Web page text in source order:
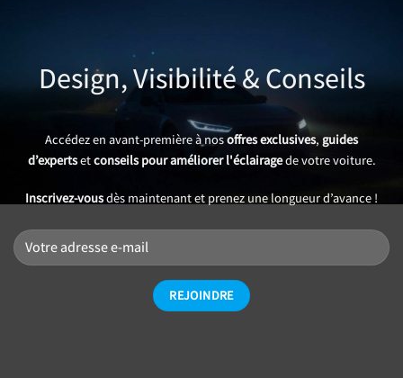
Design, Visibilité & Conseils
Accédez en avant-première à nosoffres exclusives, guides
d’expertsetconseils pour améliorer l'éclairagede votre voiture.
Inscrivez-vousdès maintenant et prenez une longueur d’avance !